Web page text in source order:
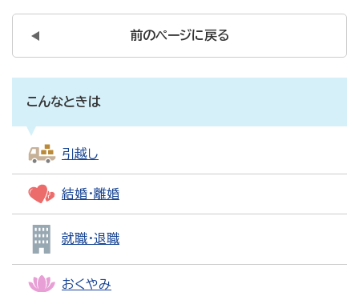
前のページに戻る
こんなときは
引越し
結婚・離婚
就職・退職
おくやみ